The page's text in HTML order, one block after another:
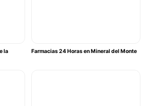
la
Farmacias 24 Horas en Mineral del Monte